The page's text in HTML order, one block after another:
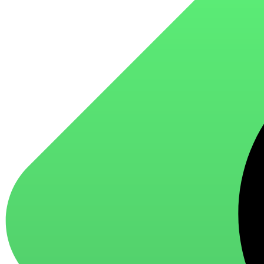
для ароматизации и нейтрализации запахов
для стирки и ухода за тканями
для ковров и текстильных изделий
специализированные чистящие средства
универсальные чистящие средства
дезинфицирующие средства
Автохимия и автокосметика
автоэмали
аэрозольные смазки